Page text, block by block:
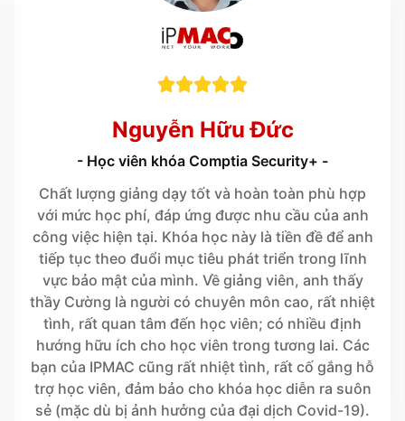

Nguyễn Hữu Đức
- Học viên khóa Comptia Security+ -
Chất lượng giảng dạy tốt và hoàn toàn phù hợp
với mức học phí, đáp ứng được nhu cầu của anh
công việc hiện tại. Khóa học này là tiền đề để anh
tiếp tục theo đuổi mục tiêu phát triển trong lĩnh
vực bảo mật của mình. Về giảng viên, anh thấy
thầy Cường là người có chuyên môn cao, rất nhiệt
tình, rất quan tâm đến học viên; có nhiều định
hướng hữu ích cho học viên trong tương lai. Các
bạn của IPMAC cũng rất nhiệt tình, rất cố gắng hỗ
trợ học viên, đảm bảo cho khóa học diễn ra suôn
sẻ (mặc dù bị ảnh hưởng của đại dịch Covid-19).